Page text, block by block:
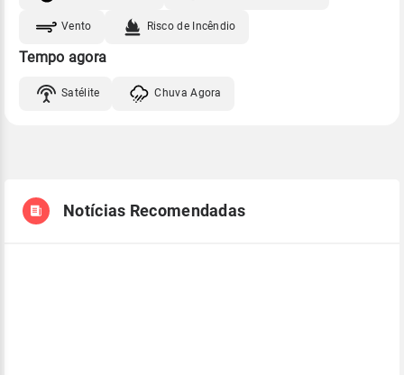
Vento Risco de Incêndio
Tempo agora
Satélite Chuva Agora
Notícias Recomendadas